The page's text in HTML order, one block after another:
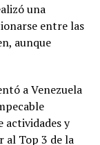
una
entre las
aunque
a Venezuela
actividades y
al Top 3 de la